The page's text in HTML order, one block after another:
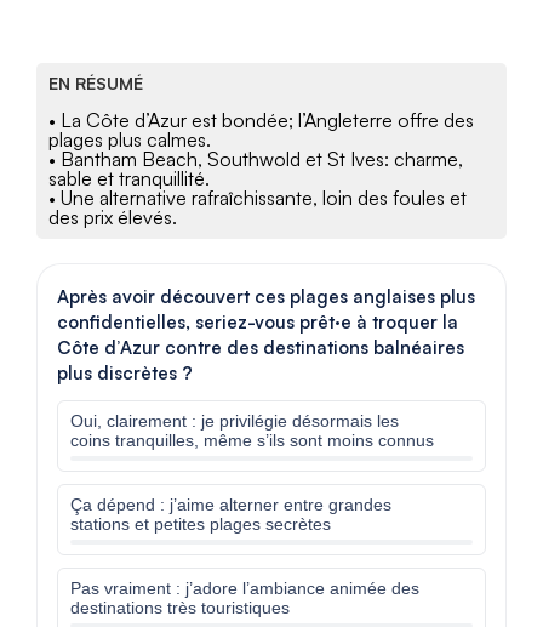
EN RÉSUMÉ
• La Côte d’Azur est bondée; l’Angleterre offre des
plages plus calmes.
• Bantham Beach, Southwold et St Ives: charme,
sable et tranquillité.
• Une alternative rafraîchissante, loin des foules et
des prix élevés.
Après avoir découvert ces plages anglaises plus
confidentielles, seriez-vous prêt·e à troquer la
Côte d’Azur contre des destinations balnéaires
plus discrètes ?
Oui, clairement : je privilégie désormais les
coins tranquilles, même s’ils sont moins connus
Ça dépend : j’aime alterner entre grandes
stations et petites plages secrètes
Pas vraiment : j’adore l’ambiance animée des
destinations très touristiques